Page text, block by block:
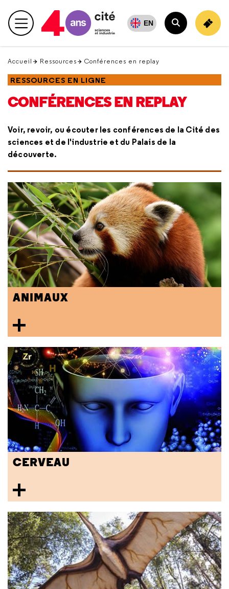
en
haut Menu principal EN
Rechercher
Accueil Ressources Conférences en replay
RESSOURCES EN LIGNE
CONFÉRENCES EN REPLAY
Voir, revoir, ou écouter les conférences de la Cité des
sciences et de l'industrie et du Palais de la
découverte.
ANIMAUX
CERVEAU